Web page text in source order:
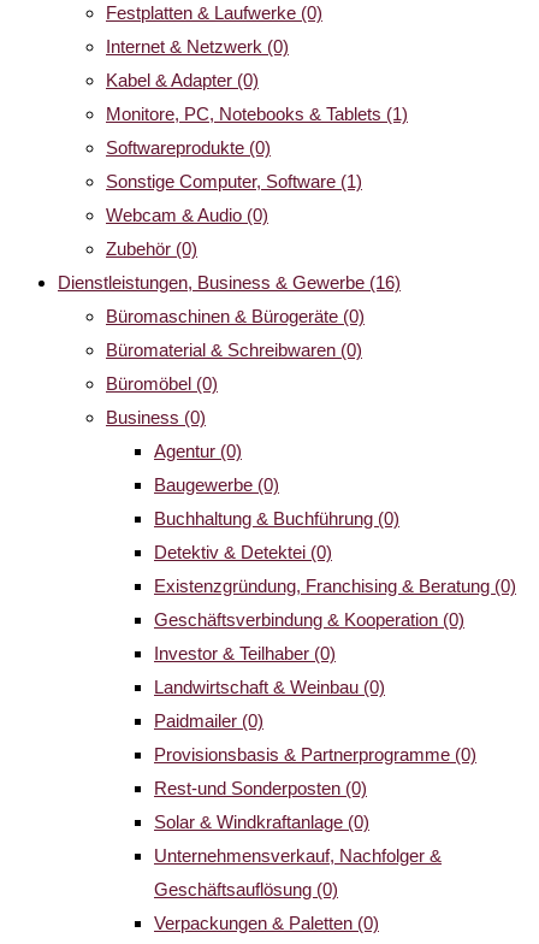
Festplatten & Laufwerke (0)
Internet & Netzwerk (0)
Kabel & Adapter (0)
Monitore, PC, Notebooks & Tablets (1)
Softwareprodukte (0)
Sonstige Computer, Software (1)
Webcam & Audio (0)
Zubehör (0)
Dienstleistungen, Business & Gewerbe (16)
Büromaschinen & Bürogeräte (0)
Büromaterial & Schreibwaren (0)
Büromöbel (0)
Business (0)
Agentur (0)
Baugewerbe (0)
Buchhaltung & Buchführung (0)
Detektiv & Detektei (0)
Existenzgründung, Franchising & Beratung (0)
Geschäftsverbindung & Kooperation (0)
Investor & Teilhaber (0)
Landwirtschaft & Weinbau (0)
Paidmailer (0)
Provisionsbasis & Partnerprogramme (0)
Rest-und Sonderposten (0)
Solar & Windkraftanlage (0)
Unternehmensverkauf, Nachfolger &
Geschäftsauflösung (0)
Verpackungen & Paletten (0)